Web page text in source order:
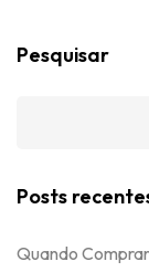
Pesquisar
Posts
Quando